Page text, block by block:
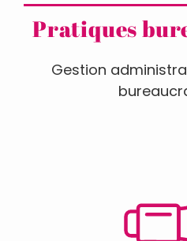
Pratiques
Gestion